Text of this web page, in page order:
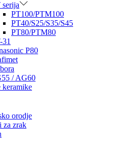
serija
PT100/PTM100
PT40/S25/S35/S45
PT80/PTM80
31
P80
/ AG60
keramike
orodje
za zrak